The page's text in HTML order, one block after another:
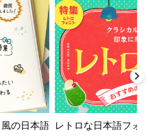
の日本語
レトロな日本語フォ